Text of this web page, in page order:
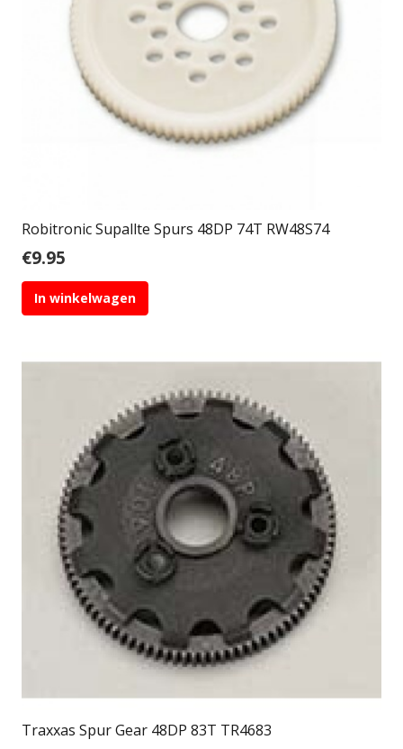
Robitronic Supallte Spurs 48DP 74T RW48S74
€9.95
In winkelwagen
Traxxas Spur Gear 48DP 83T TR4683